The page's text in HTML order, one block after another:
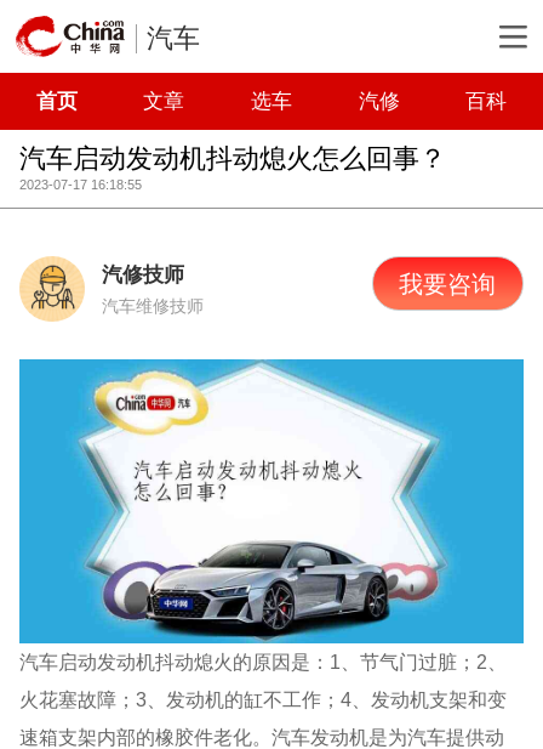
汽车
首页 文章 选车 汽修 百科
汽车启动发动机抖动熄火怎么回事？
2023-07-17 16:18:55
汽修技师
汽车维修技师
我要咨询
汽车启动发动机抖动熄火的原因是：1、节气门过脏；2、
火花塞故障；3、发动机的缸不工作；4、发动机支架和变
速箱支架内部的橡胶件老化。汽车发动机是为汽车提供动